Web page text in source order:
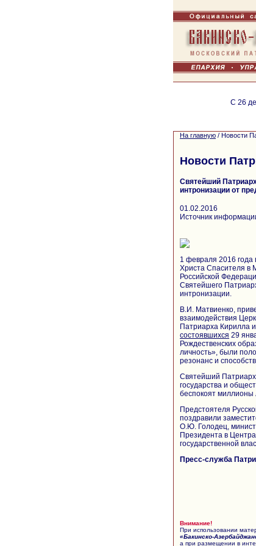
С 26
На главную / Новости
Новости
Святейший
интронизации от
01.02.2016
Источник
1 февраля 2016 года
Христа Спасителя в
Российской
Святейшего
интронизации.
В.И. Матвиенко,
взаимодействия
Патриарха Кирилла и
состоявшихся 29
Рождественских
личность», были
резонанс и
Святейший
государства и
беспокоят миллионы
Предстоятеля
поздравили
О.Ю. Голодец,
Президента в
государственной
Пресс-служба
Внимание!
При использовании
«Бакинско-
а при размещении в